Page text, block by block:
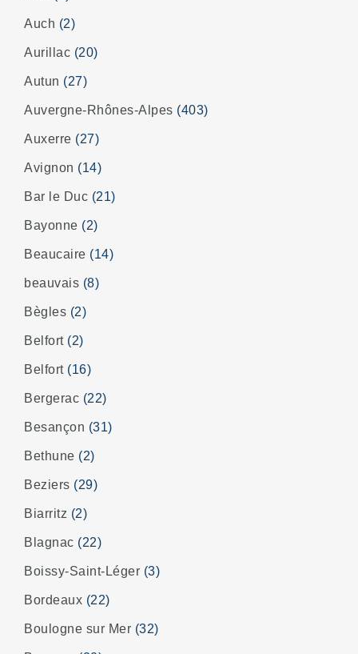
Auch (2)
Aurillac (20)
Autun (27)
Auvergne-Rhônes-Alpes (403)
Auxerre (27)
Avignon (14)
Bar le Duc (21)
Bayonne (2)
Beaucaire (14)
beauvais (8)
Bègles (2)
Belfort (2)
Belfort (16)
Bergerac (22)
Besançon (31)
Bethune (2)
Beziers (29)
Biarritz (2)
Blagnac (22)
Boissy-Saint-Léger (3)
Bordeaux (22)
Boulogne sur Mer (32)